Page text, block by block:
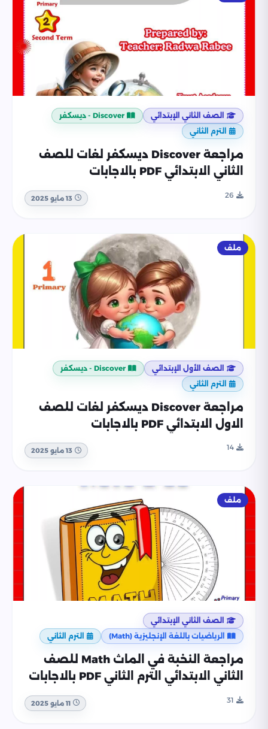
الصف الثاني الإبتدائي
Discover - ديسكفر
الترم الثاني
مراجعة Discover ديسكفر لغات للصف
الثاني الابتدائي PDF بالاجابات
26 13 مايو 2025
ملف
الصف الأول الإبتدائي
Discover - ديسكفر
الترم الثاني
مراجعة Discover ديسكفر لغات للصف
الاول الابتدائي PDF بالاجابات
14 13 مايو 2025
ملف
الصف الثاني الإبتدائي
الرياضيات باللغة الإنجليزية (Math)
الترم الثاني
مراجعة النخبة في الماث Math للصف
الثاني الابتدائي الترم الثاني PDF بالاجابات
31 11 مايو 2025